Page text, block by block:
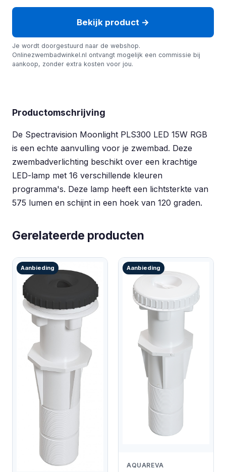
Bekijk product →
Je wordt doorgestuurd naar de webshop.
Onlinezwembadwinkel.nl ontvangt mogelijk een commissie bij
aankoop, zonder extra kosten voor jou.
Productomschrijving
De Spectravision Moonlight PLS300 LED 15W RGB
is een echte aanvulling voor je zwembad. Deze
zwembadverlichting beschikt over een krachtige
LED-lamp met 16 verschillende kleuren
programma's. Deze lamp heeft een lichtsterkte van
575 lumen en schijnt in een hoek van 120 graden.
Gerelateerde producten
Aanbieding Aanbieding
AQUAREVA